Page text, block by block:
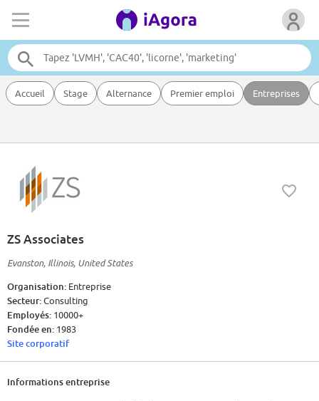
Accueil Stage Alternance Premier emploi Entreprises
ZS Associates
Evanston, Illinois, United States
Organisation: Entreprise
Secteur:Consulting
Employés: 10000+
Fondée en: 1983
Site corporatif
Informations entreprise